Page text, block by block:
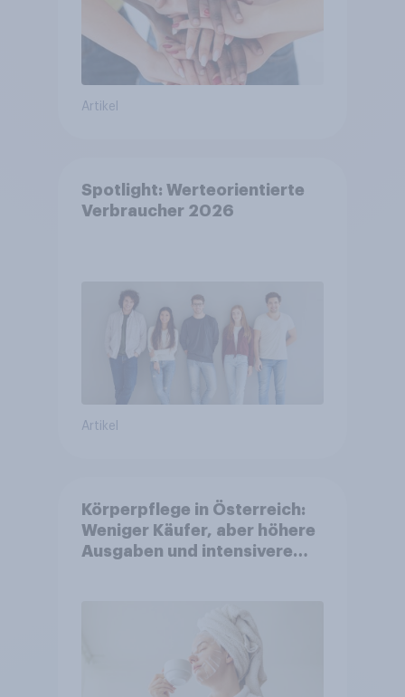
Artikel
Spotlight: Werteorientierte
Verbraucher 2026
Artikel
Körperpflege in Österreich:
Weniger Käufer, aber höhere
Ausgaben und intensivere